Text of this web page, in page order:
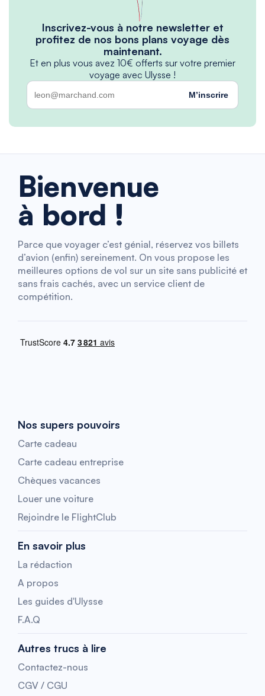
Inscrivez-vous à notre newsletter et
profitez de nos bons plans voyage dès
maintenant.
Et en plus vous avez 10€ offerts sur votre premier
voyage avec Ulysse !
M’inscrire
Bienvenue
à bord !
Parce que voyager c’est génial, réservez vos billets
d’avion (enfin) sereinement. On vous propose les
meilleures options de vol sur un site sans publicité et
sans frais cachés, avec un service client de
compétition.
Nos supers pouvoirs
Carte cadeau
Carte cadeau entreprise
Chèques vacances
Louer une voiture
Rejoindre le FlightClub
En savoir plus
La rédaction
A propos
Les guides d'Ulysse
F.A.Q
Autres trucs à lire
Contactez-nous
CGV / CGU